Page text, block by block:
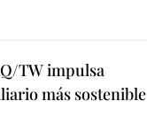
TW impulsa
más sostenible